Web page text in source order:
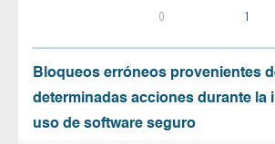
0 1
Bloqueos erróneos provenientes
determinadas acciones durante la
uso de software seguro